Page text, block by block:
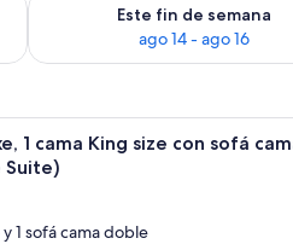
Este fin de semana
ago 14 - ago 16
escritorio y un baño visible a través de
Una sala de estar con
1 cama King size con sofá
Suite)
1 sofá cama doble